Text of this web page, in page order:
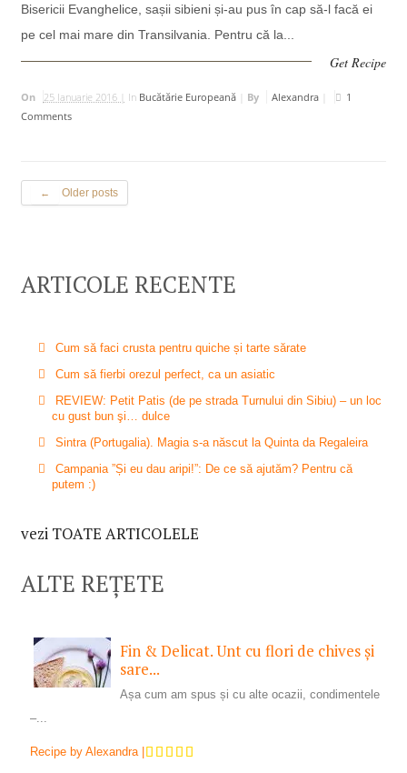
Bisericii Evanghelice, sașii sibieni și-au pus în cap să-l facă ei
pe cel mai mare din Transilvania. Pentru că la...
Get Recipe
On 25 Ianuarie 2016 | In Bucătărie Europeană| By Alexandra|
1
Comments
← Older posts
ARTICOLE RECENTE
Cum să faci crusta pentru quiche și tarte sărate
Cum să fierbi orezul perfect, ca un asiatic
REVIEW: Petit Patis (de pe strada Turnului din Sibiu) – un loc
cu gust bun şi… dulce
Sintra (Portugalia). Magia s-a născut la Quinta da Regaleira
Campania ”Și eu dau aripi!”: De ce să ajutăm? Pentru că
putem :)
vezi TOATE ARTICOLELE
ALTE REȚETE
Fin & Delicat. Unt cu flori de chives și
sare...
Așa cum am spus și cu alte ocazii, condimentele
–...
Recipe by Alexandra|